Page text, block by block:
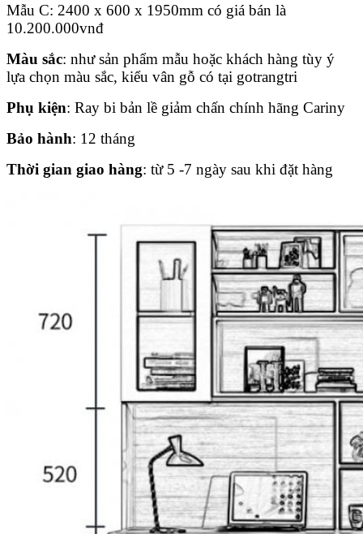
Mẫu C: 2400 x 600 x 1950mm có giá bán là
10.200.000vnđ
Màu sắc: như sản phẩm mẫu hoặc khách hàng tùy ý
lựa chọn màu sắc, kiểu vân gỗ có tại gotrangtri
Phụ kiện: Ray bi bản lề giảm chấn chính hãng Cariny
Bảo hành: 12 tháng
Thời gian giao hàng: từ 5 -7 ngày sau khi đặt hàng